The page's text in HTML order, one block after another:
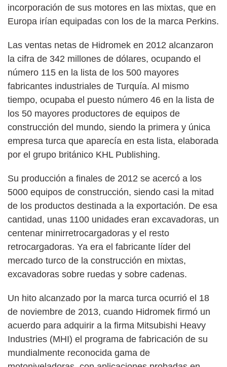
incorporación de sus motores en las mixtas, que en
Europa irían equipadas con los de la marca Perkins.
Las ventas netas de Hidromek en 2012 alcanzaron
la cifra de 342 millones de dólares, ocupando el
número 115 en la lista de los 500 mayores
fabricantes industriales de Turquía. Al mismo
tiempo, ocupaba el puesto número 46 en la lista de
los 50 mayores productores de equipos de
construcción del mundo, siendo la primera y única
empresa turca que aparecía en esta lista, elaborada
por el grupo británico KHL Publishing.
Su producción a finales de 2012 se acercó a los
5000 equipos de construcción, siendo casi la mitad
de los productos destinada a la exportación. De esa
cantidad, unas 1100 unidades eran excavadoras, un
centenar minirretrocargadoras y el resto
retrocargadoras. Ya era el fabricante líder del
mercado turco de la construcción en mixtas,
excavadoras sobre ruedas y sobre cadenas.
Un hito alcanzado por la marca turca ocurrió el 18
de noviembre de 2013, cuando Hidromek firmó un
acuerdo para adquirir a la firma Mitsubishi Heavy
Industries (MHI) el programa de fabricación de su
mundialmente reconocida gama de